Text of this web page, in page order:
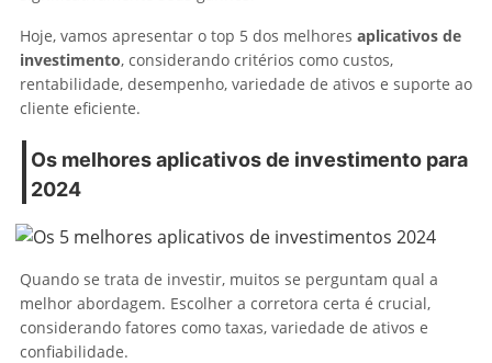
Hoje, vamos apresentar o top 5 dos melhores aplicativos de
investimento, considerando critérios como custos,
rentabilidade, desempenho, variedade de ativos e suporte ao
cliente eficiente.
Os melhores aplicativos de investimento para
2024
Quando se trata de investir, muitos se perguntam qual a
melhor abordagem. Escolher a corretora certa é crucial,
considerando fatores como taxas, variedade de ativos e
confiabilidade.